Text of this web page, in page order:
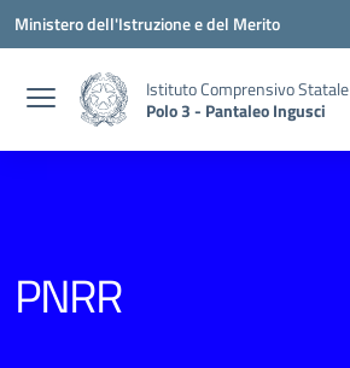
Vai ai contenuti
Vai al menu di navigazione
Vai al footer
Ministero dell'Istruzione e del Merito
Istituto Comprensivo Statale
Polo 3 - Pantaleo Ingusci
PNRR